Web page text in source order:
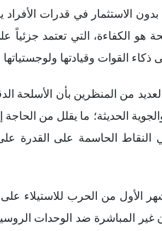
الاستثمار في قدرات
هو الكفاءة، التي تعتمد
القوات وقيادتها ولوجستياتها
من المنظرين بأن الأسلحة
الحديثة؛ ما يقلل من
الحاسمة على القدرة
من الحرب للاستيلاء على
غير المباشرة ضد الوحدات